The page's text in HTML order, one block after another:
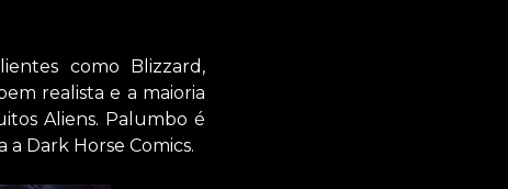
como Blizzard,
realista e a maioria
Aliens. Palumbo é
Dark Horse Comics.